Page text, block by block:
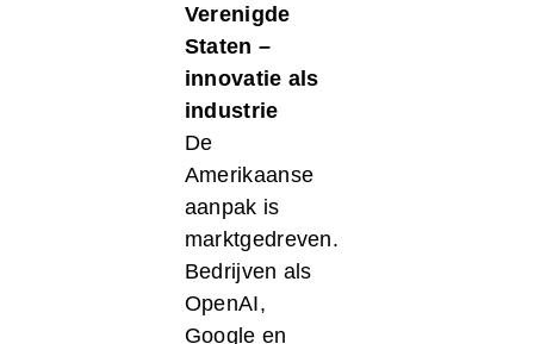
Verenigde
Staten –
innovatie als
industrie
De
Amerikaanse
aanpak is
marktgedreven.
Bedrijven als
OpenAI,
Google en